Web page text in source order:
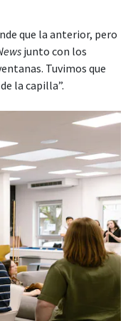
que la anterior, pero
junto con los
Tuvimos que
la capilla”.